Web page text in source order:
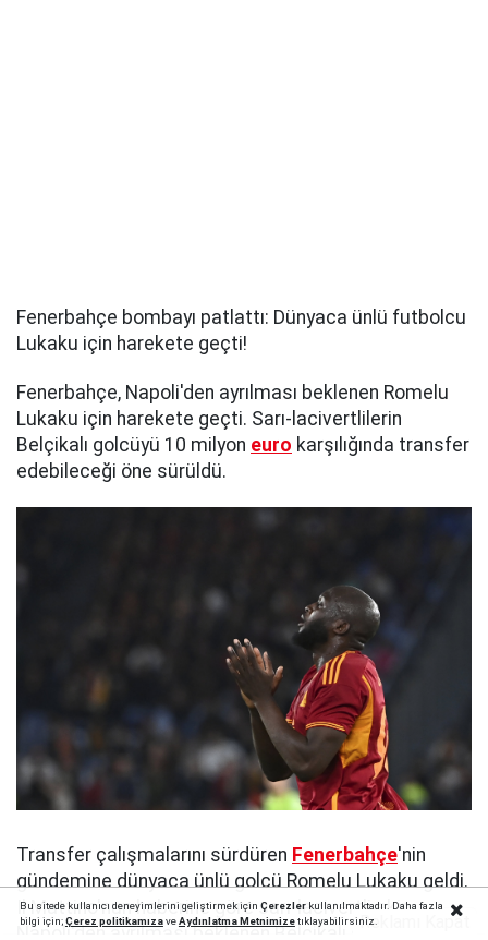
Fenerbahçe bombayı patlattı: Dünyaca ünlü futbolcu
Lukaku için harekete geçti!
Fenerbahçe, Napoli'den ayrılması beklenen Romelu
Lukaku için harekete geçti. Sarı-lacivertlilerin
Belçikalı golcüyü 10 milyon euro karşılığında transfer
edebileceği öne sürüldü.
Transfer çalışmalarını sürdüren Fenerbahçe'nin
gündemine dünyaca ünlü golcü Romelu Lukaku geldi.
Il Mattino'nun haberine göre sarı-lacivertli ekip,
Napoli'den ayrılması beklenen Belçikalı santrfor için
Bu sitede kullanıcı deneyimlerini geliştirmek için Çerezlerkullanılmaktadır. Daha fazla
bilgi için;Çerez politikamızaveAydınlatma Metnimizetıklayabilirsiniz.Reklamı Kapat